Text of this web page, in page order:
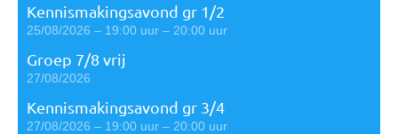
Kennismakingsavond gr 1/2
25/08/2026 – 19:00 uur – 20:00 uur
Groep 7/8 vrij
27/08/2026
Kennismakingsavond gr 3/4
27/08/2026 – 19:00 uur – 20:00 uur